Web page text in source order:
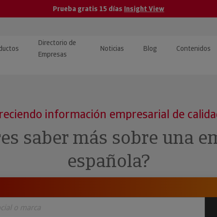
Prueba gratis 15 días Insight View
y ERP
· Recuperación de
Directorio de
Empresas
Noticias Blog Contenidos
Pública
Investigada
información empresarial de
saber más sobre una
española?